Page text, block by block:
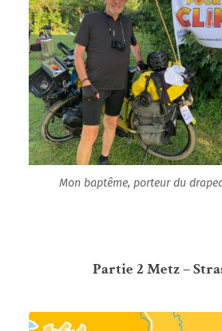
Mon baptême, porteur du
Partie 2 Metz –